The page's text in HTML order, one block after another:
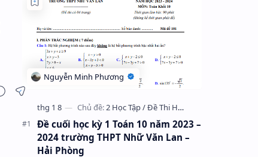
Đề cuối học kỳ 1 Toán 10 năm 2023 –
2024 trường THPT Nhữ Văn Lan –
Hải Phòng